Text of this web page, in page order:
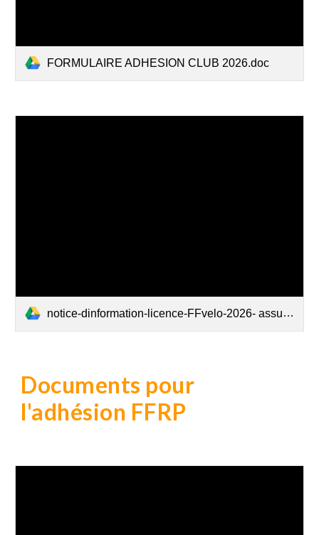
FORMULAIRE ADHESION CLUB 2026.doc
notice-dinformation-licence-FFvelo-2026- assurance.pdf
Documents pour
l'adhésion FFRP